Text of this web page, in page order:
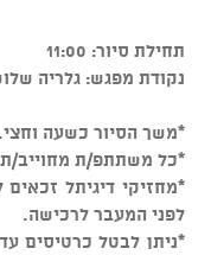
תחילת סיור: 11:00
נקודת מפגש: גלריה שלוש,
*משך הסיור כשעה וחצי.
*כל משתתפ/ת מחוייב/
*מחזיקי דיגיתל
לפני המעבר לרכישה.